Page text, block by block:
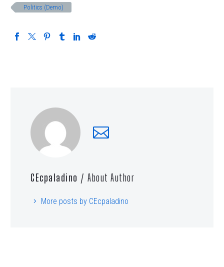
Politics (Demo)
CEcpaladino / About Author
More posts by CEcpaladino